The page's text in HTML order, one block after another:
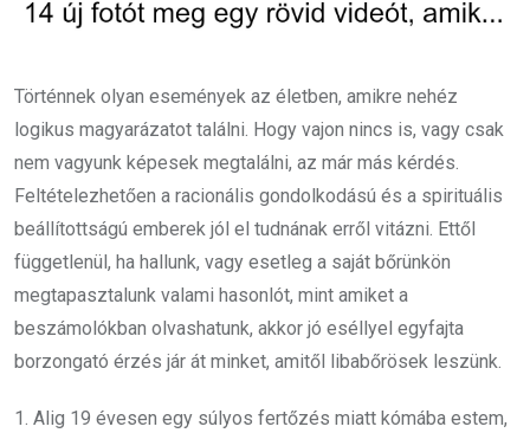
Történnek olyan események az életben, amikre nehéz
logikus magyarázatot találni. Hogy vajon nincs is, vagy csak
nem vagyunk képesek megtalálni, az már más kérdés.
Feltételezhetően a racionális gondolkodású és a spirituális
beállítottságú emberek jól el tudnának erről vitázni. Ettől
függetlenül, ha hallunk, vagy esetleg a saját bőrünkön
megtapasztalunk valami hasonlót, mint amiket a
beszámolókban olvashatunk, akkor jó eséllyel egyfajta
borzongató érzés jár át minket, amitől libabőrösek leszünk.
1. Alig 19 évesen egy súlyos fertőzés miatt kómába estem,